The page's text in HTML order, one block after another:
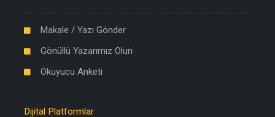
Makale / Yazı Gönder
Gönüllü Yazarımız Olun
Okuyucu Anketi
Dijital Platformlar